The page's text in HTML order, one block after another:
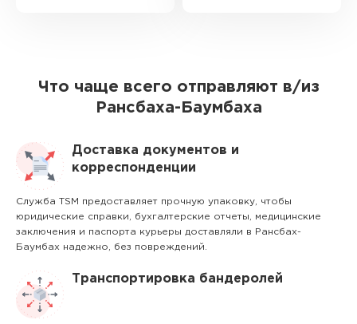
Что чаще всего отправляют в/из
Рансбаха-Баумбаха
Доставка документов и
корреспонденции
Служба TSM предоставляет прочную упаковку, чтобы
юридические справки, бухгалтерские отчеты, медицинские
заключения и паспорта курьеры доставляли в Рансбах-
Баумбах надежно, без повреждений.
Транспортировка бандеролей